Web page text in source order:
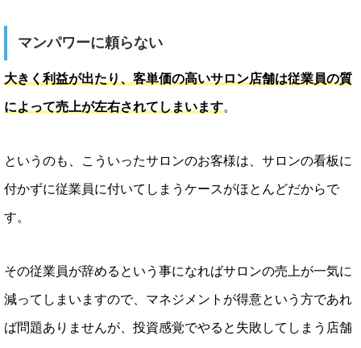
マンパワーに頼らない
大きく利益が出たり、客単価の高いサロン店舗は従業員の質
によって売上が左右されてしまいます。
というのも、こういったサロンのお客様は、サロンの看板に
付かずに従業員に付いてしまうケースがほとんどだからで
す。
その従業員が辞めるという事になればサロンの売上が一気に
減ってしまいますので、マネジメントが得意という方であれ
ば問題ありませんが、投資感覚でやると失敗してしまう店舗